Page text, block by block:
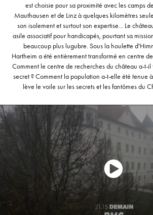
est choisie pour sa proximité avec les camps
Mauthausen et de Linz à quelques kilomètres
son isolement et surtout son expertise... Le
asile associatif pour handicapés, pourtant sa
beaucoup plus lugubre. Sous la houlette
Hartheim a été entièrement transformé en centre
Comment le centre de recherches du château a-t-
secret ? Comment la population a-t-elle été tenue
lève le voile sur les secrets et les fantômes du